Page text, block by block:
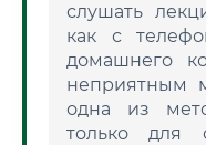
слушать
как с
домашнего
неприятным
одна из
только для